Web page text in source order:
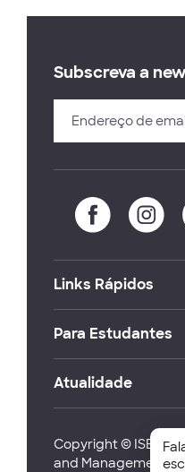
Subscreva a
Links Rápidos
Para Estudantes
Atualidade
Copyright © ISEG
and Management